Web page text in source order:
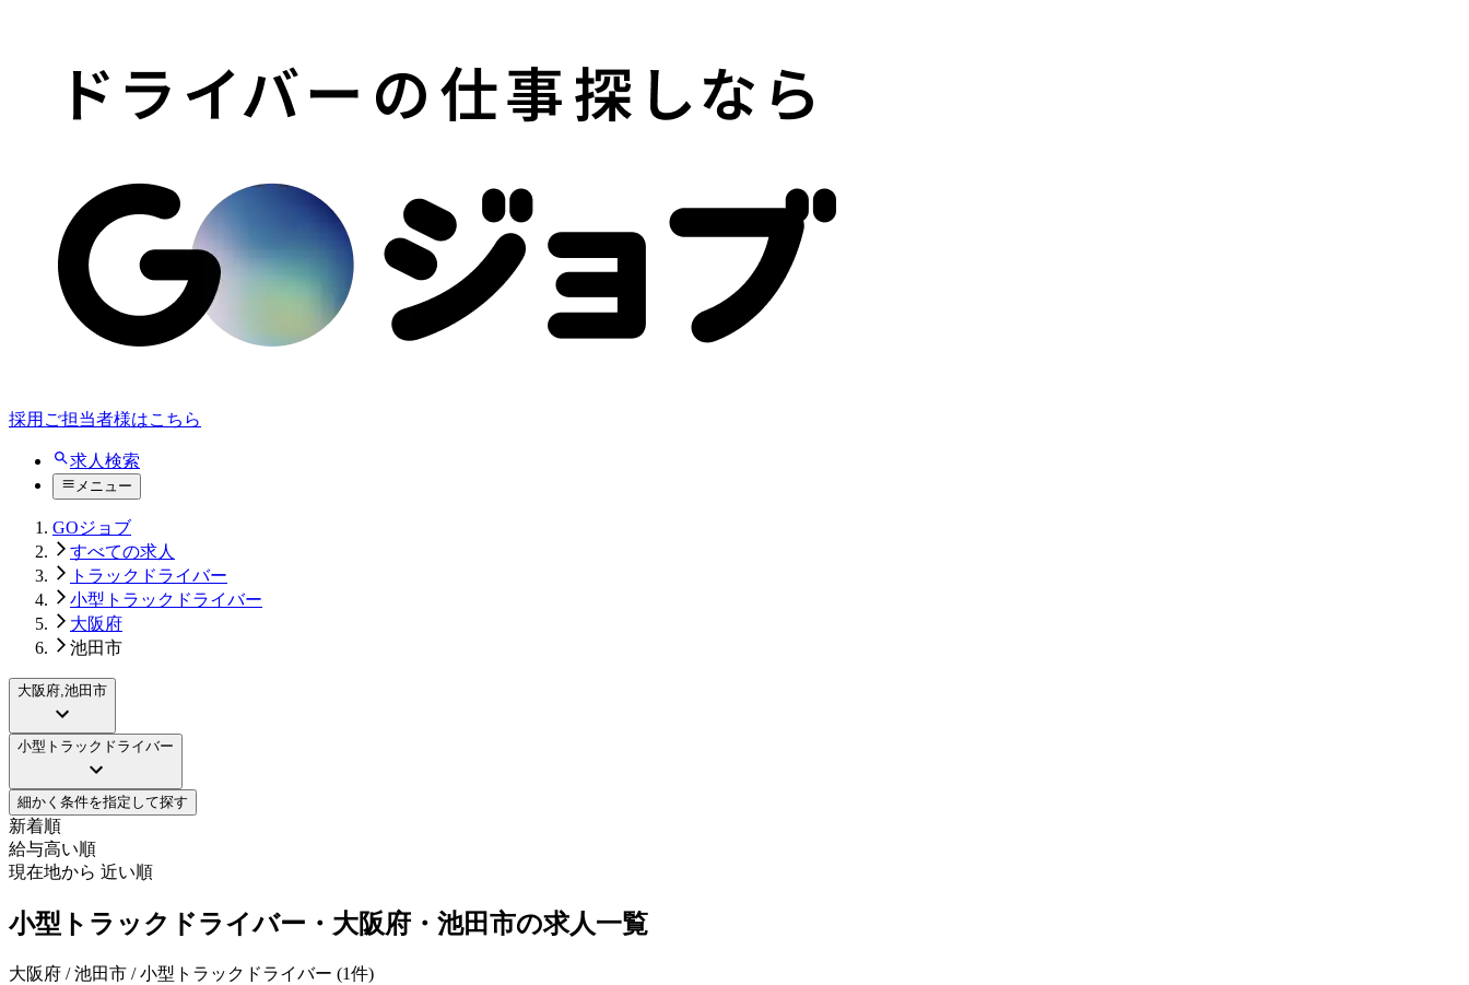
採用ご担当者様はこちら
求人検索
メニュー
GOジョブ
すべての求人
トラックドライバー
小型トラックドライバー
大阪府
池田市
大阪府,池田市
小型トラックドライバー
細かく条件を指定して探す
新着順
給与高い順
現在地から 近い順
小型トラックドライバー・大阪府・池田市の求人一覧
大阪府 / 池田市 / 小型トラックドライバー (1件)